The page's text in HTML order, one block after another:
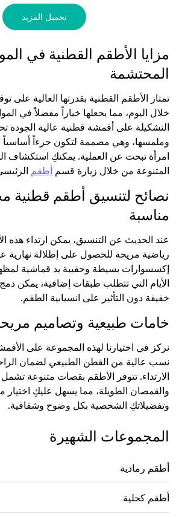
تحميل المزيد
مزايا الأطقم القطنية في
المحتشمة
تمتاز الأطقم القطنية بقدرتها العالية على
خلال اليوم، مما يجعلها خياراً مفضلاً في
التشكيلة على أقمشة قطنية عالية الجودة
وملمسها، وهي مصممة لتكون جزءاً
امرأة تبحث عن العملية. يمكنكِ استكشاف
المتنوعة من خلال زيارة قسم أطقم
نصائح لتنسيق أطقم قطنية
مناسبة
عند الحديث عن التنسيق، يمكن ارتداء هذه
رياضية مريحة للحصول على إطلالة نهارية
إكسسوارات بسيطة وحقيبة يد قماشية
الأيام التي تتطلب طبقات إضافية، يمكن
خفيفة دون التأثير على انسيابية الطقم.
خامات طبيعية وتصاميم
نركز في اختيارنا لهذه المجموعة على
نسب عالية من القطن الطبيعي لضمان
الارتداء. تتوفر الأطقم بقصات متنوعة تشمل
والقمصان الطويلة، مما يسهل عليكِ اختيار
وتفضيلاتكِ الشخصية بكل وضوح وشفافية.
المجموعات الشهيرة
أطقم رمادية
أطقم كحلية